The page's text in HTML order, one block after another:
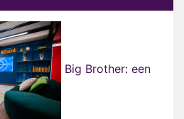
Big Brother: een